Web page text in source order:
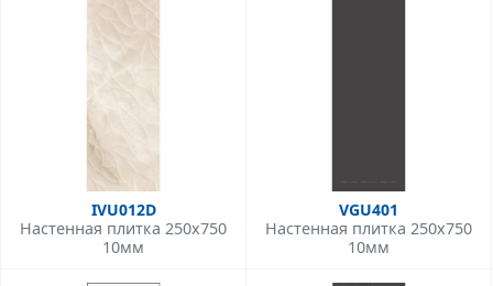
IVU012D
Настенная плитка 250x750
10мм
VGU401
Настенная плитка 250x750
10мм